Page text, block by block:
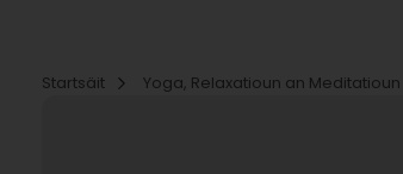
Startsäit
Yoga, Relaxatioun an Meditatioun